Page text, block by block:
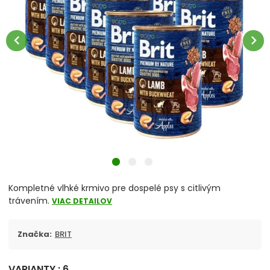
Vitamíny a liečivá
Hračky
Tašky a kabelky
chevron_left chevron_right
Kompletné vlhké krmivo pre dospelé psy s citlivým
trávením. VIAC DETAILOV
Značka: BRIT